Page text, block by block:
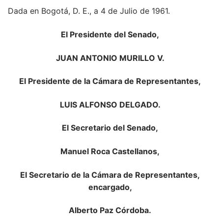
Dada en Bogotá, D. E., a 4 de Julio de 1961.
El Presidente del Senado,
JUAN ANTONIO MURILLO V.
El Presidente de la Cámara de Representantes,
LUIS ALFONSO DELGADO.
El Secretario del Senado,
Manuel Roca Castellanos,
El Secretario de la Cámara de Representantes,
encargado,
Alberto Paz Córdoba.